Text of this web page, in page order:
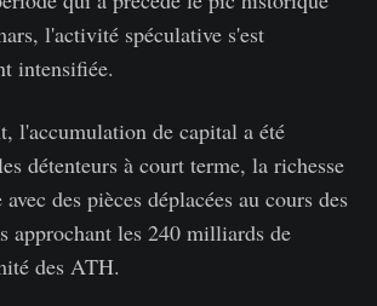
l'activité spéculative s'est
intensifiée.
l'accumulation de capital a été
détenteurs à court terme, la richesse
des pièces déplacées au cours des
approchant les 240 milliards de
des ATH.